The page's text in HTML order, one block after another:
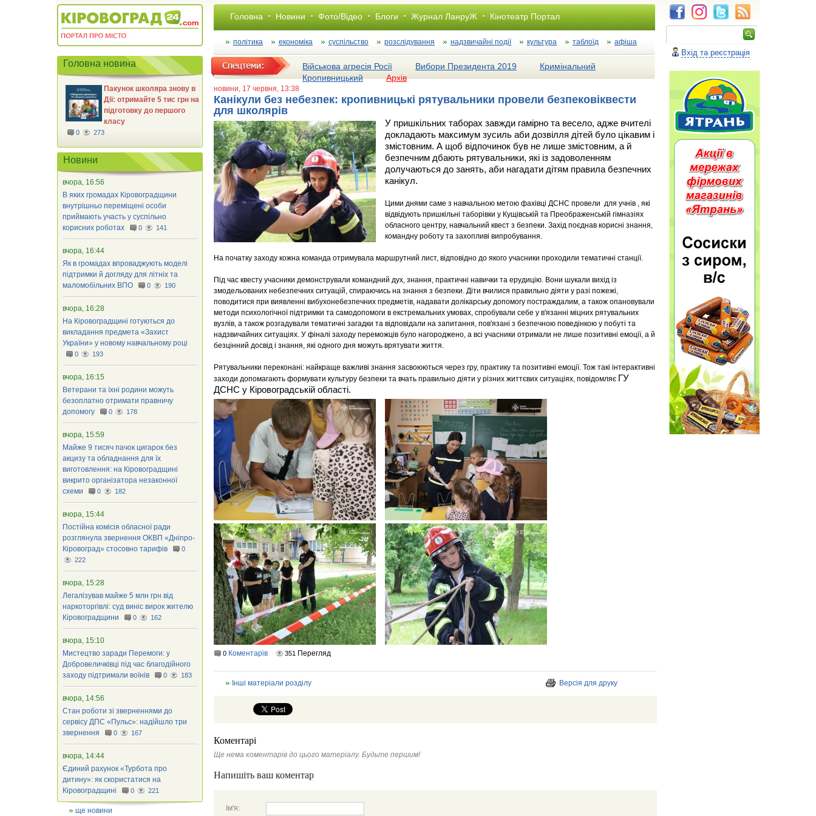
Головна Новини Фото/Відео Блоги Журнал ЛанруЖ Кінотеатр Портал
політика економіка суспільство розслiдування надзвичайні події культура таблоїд афіша
Військова агресія Росії Вибори Президента 2019
Кримінальний
Кропивницький
Архів
новини, 17 червня, 13:38
Канікули без небезпек: кропивницькі рятувальники провели безпековіквести
для школярів
У пришкільних таборах завжди гамірно та весело, адже вчителі
докладають максимум зусиль аби дозвілля дітей було цікавим і
змістовним. А щоб відпочинок був не лише змістовним, а й
безпечним дбають рятувальники, які із задоволенням
долучаються до занять, аби нагадати дітям правила безпечних
канікул.
Цими днями саме з навчальною метою фахівці ДСНС провели для учнів , які
відвідують пришкільні таборівки у Кущівській та Преображенській гімназіях
обласного центру, навчальний квест з безпеки. Захід поєднав корисні знання,
командну роботу та захопливі випробування.
На початку заходу кожна команда отримувала маршрутний лист, відповідно до якого учасники проходили тематичні станції.
Під час квесту учасники демонстрували командний дух, знання, практичні навички та ерудицію. Вони шукали вихід із
змодельованих небезпечних ситуацій, спираючись на знання з безпеки. Діти вчилися правильно діяти у разі пожежі,
поводитися при виявленні вибухонебезпечних предметів, надавати долікарську допомогу постраждалим, а також опановували
методи психологічної підтримки та самодопомоги в екстремальних умовах, спробували себе у в'язанні міцних рятувальних
вузлів, а також розгадували тематичні загадки та відповідали на запитання, пов'язані з безпечною поведінкою у побуті та
надзвичайних ситуаціях. У фіналі заходу переможців було нагороджено, а всі учасники отримали не лише позитивні емоції, а й
безцінний досвід і знання, які одного дня можуть врятувати життя.
Рятувальники переконані: найкраще важливі знання засвоюються через гру, практику та позитивні емоції. Тож такі інтерактивні
заходи допомагають формувати культуру безпеки та вчать правильно діяти у різних життєвих ситуаціях, повідомляє ГУ
ДСНС у Кіровоградській області.
0 Коментарів 351 Перегляд
Інші матеріали розділу Версія для друку
Коментарі
Ще нема коментарів до цього матеріалу. Будьте першим!
Напишіть ваш коментар
Ім'я:
Головна новина
Пакунок школяра знову в
Дії: отримайте 5 тис грн на
підготовку до першого
класу
0 273
Новини
вчора, 16:56
В яких громадах Кіровоградщини
внутрішньо переміщені особи
приймають участь у суспільно
корисних роботах
0 141
вчора, 16:44
Як в громадах впроваджують моделі
підтримки й догляду для літніх та
маломобільних ВПО
0 190
вчора, 16:28
На Кіровоградщині готуються до
викладання предмета «Захист
України» у новому навчальному році
0 193
вчора, 16:15
Ветерани та їхні родини можуть
безоплатно отримати правничу
допомогу
0 178
вчора, 15:59
Майже 9 тисяч пачок цигарок без
акцизу та обладнання для їх
виготовлення: на Кіровоградщині
викрито організатора незаконної
схеми
0 182
вчора, 15:44
Постійна комісія обласної ради
розглянула звернення ОКВП «Дніпро-
Кіровоград» стосовно тарифів
0
222
вчора, 15:28
Легалізував майже 5 млн грн від
наркоторгівлі: суд виніс вирок жителю
Кіровоградщини
0 162
вчора, 15:10
Мистецтво заради Перемоги: у
Добровеличківці під час благодійного
заходу підтримали воїнів
0 183
вчора, 14:56
Стан роботи зі зверненнями до
сервісу ДПС «Пульс»: надійшло три
звернення
0 167
вчора, 14:44
Єдиний рахунок «Турбота про
дитину»: як скористатися на
Кіровоградщині
0 221
ще новини
Вхід та реєстрація